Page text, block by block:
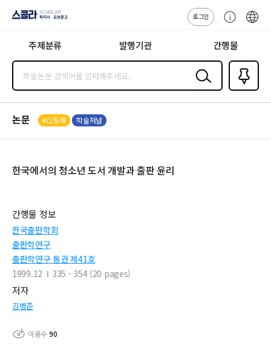
지사·교보문고
로그인
센
주제분류 발행기관 간행물
검색
즐겨찾
기0
논문 KCI등재 학술저널
한국에서의 청소년 도서 개발과 출판 윤리
간행물 정보
한국출판학회
출판학연구
출판학연구 통권 제41호
1999.12
335 - 354 (20 pages)
저자
김병준
이용수90